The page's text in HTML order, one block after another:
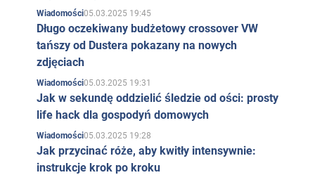
Wiadomości05.03.2025 19:45
Długo oczekiwany budżetowy crossover VW
tańszy od Dustera pokazany na nowych
zdjęciach
Wiadomości05.03.2025 19:31
Jak w sekundę oddzielić śledzie od ości: prosty
life hack dla gospodyń domowych
Wiadomości05.03.2025 19:28
Jak przycinać róże, aby kwitły intensywnie:
instrukcje krok po kroku